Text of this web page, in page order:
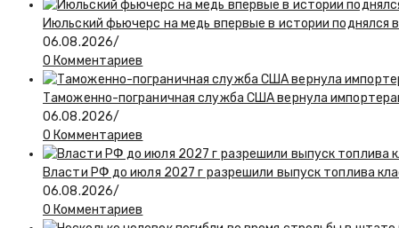
Июльский фьючерс на медь впервые в истории поднялся
06.08.2026/
0 Комментариев
Таможенно-пограничная служба США вернула
06.08.2026/
0 Комментариев
Власти РФ до июля 2027 г разрешили выпуск топлива
06.08.2026/
0 Комментариев